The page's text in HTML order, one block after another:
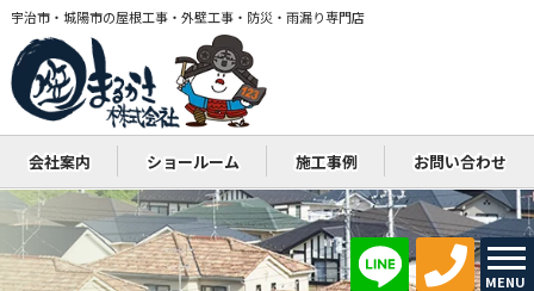
宇治市・城陽市の屋根工事・外壁工事・防災・雨漏り専門店
MENU
会社案内 ショールーム 施工事例 お問い合わせ